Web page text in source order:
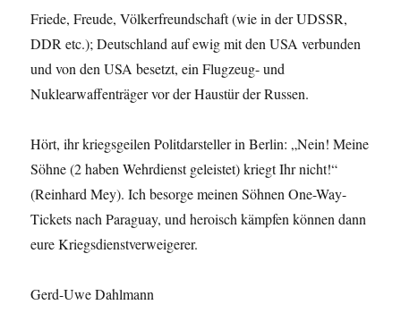
Friede, Freude, Völkerfreundschaft (wie in der UDSSR,
DDR etc.); Deutschland auf ewig mit den USA verbunden
und von den USA besetzt, ein Flugzeug- und
Nuklearwaffenträger vor der Haustür der Russen.
Hört, ihr kriegsgeilen Politdarsteller in Berlin: „Nein! Meine
Söhne (2 haben Wehrdienst geleistet) kriegt Ihr nicht!“
(Reinhard Mey). Ich besorge meinen Söhnen One-Way-
Tickets nach Paraguay, und heroisch kämpfen können dann
eure Kriegsdienstverweigerer.
Gerd-Uwe Dahlmann